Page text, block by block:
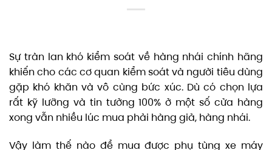
Sự tràn lan khó kiểm soát về hàng nhái chính hãng
khiến cho các cơ quan kiểm soát và người tiêu dùng
gặp khó khăn và vô cùng bức xúc. Dù có chọn lựa
rất kỹ lưỡng và tin tưởng 100% ở một số cửa hàng
xong vẫn nhiều lúc mua phải hàng giả, hàng nhái.
Vậy làm thế nào để mua được phụ tùng xe máy